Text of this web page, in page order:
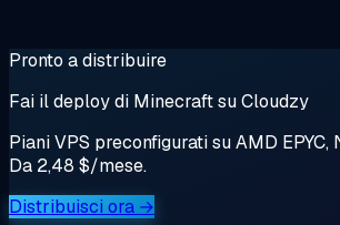
Pronto a distribuire
Fai il deploy di Minecraft su Cloudzy
Piani VPS preconfigurati su AMD EPYC,
Da 2,48 $/mese.
Distribuisci ora →